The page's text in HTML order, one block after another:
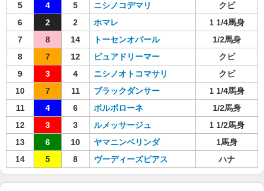
5
4 5 ニシノコデマリ
クビ
6
2 2 ホマレ
1 1/4馬身
7
8 14 トーセンオパール
1/2馬身
8
7 12 ピュアドリーマー
クビ
9
3 4 ニシノオトコマサリ
クビ
10
7 11 ブラックダンサー
1 1/4馬身
11
4 6 ポルボローネ
1/2馬身
12
3 3 ルメッサージュ
1 1/2馬身
13
6 10 ヤマニンベリンダ
1馬身
14
5 8 ヴーディーズピアス ハナ